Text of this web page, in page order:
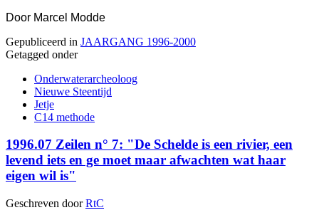
Door Marcel Modde
Gepubliceerd in JAARGANG 1996-2000
Getagged onder
Onderwaterarcheoloog
Nieuwe Steentijd
Jetje
C14 methode
1996.07 Zeilen n° 7: "De Schelde is een rivier, een
levend iets en ge moet maar afwachten wat haar
eigen wil is"
Geschreven doorRtC